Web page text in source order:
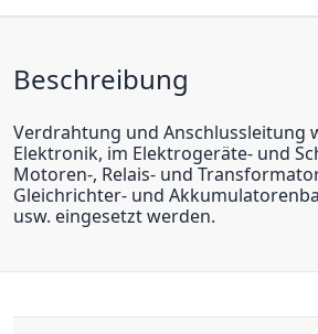
Beschreibung
Verdrahtung und Anschlussleitung
Elektronik, im Elektrogeräte- und
Motoren-, Relais- und
Gleichrichter- und
usw. eingesetzt werden.